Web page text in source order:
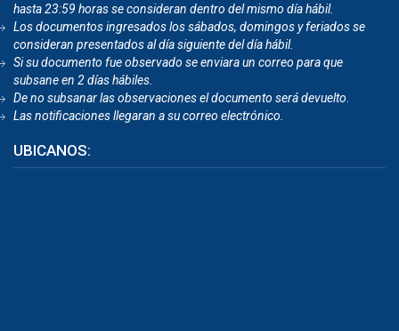
hasta 23:59 horas se consideran dentro del mismo día hábil.
Los documentos ingresados los sábados, domingos y feriados se
consideran presentados al día siguiente del día hábil.
Si su documento fue observado se enviara un correo para que
subsane en 2 días hábiles.
De no subsanar las observaciones el documento será devuelto.
Las notificaciones llegaran a su correo electrónico.
UBICANOS: